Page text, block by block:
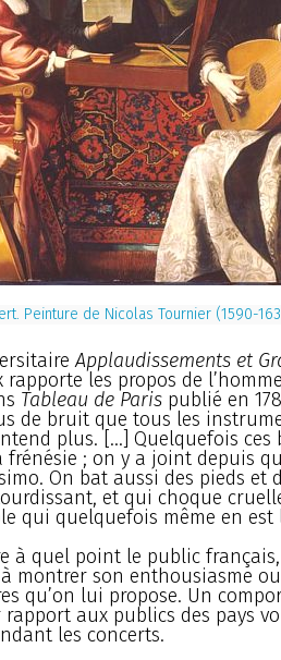
Peinture de Nicolas Tournier (1590-
Applaudissements et
rapporte les propos de
Tableau de Paris publié en
de bruit que tous les
plus. [...] Quelquefois
frénésie ; on y a joint depuis
On bat aussi des pieds et
et qui choque
qui quelquefois même en est
à quel point le public
montrer son enthousiasme
qu’on lui propose. Un
rapport aux publics des pays
les concerts.